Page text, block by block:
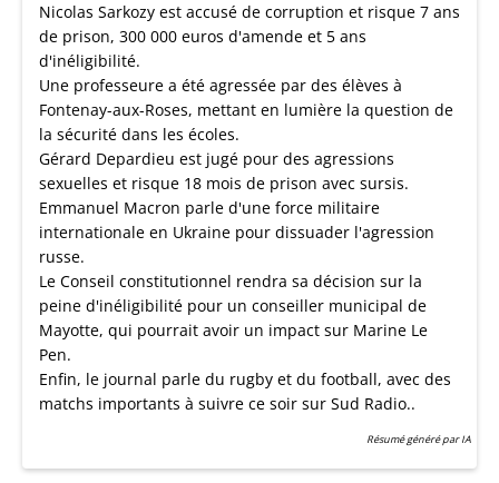
Nicolas Sarkozy est accusé de corruption et risque 7 ans
de prison, 300 000 euros d'amende et 5 ans
d'inéligibilité.
Une professeure a été agressée par des élèves à
Fontenay-aux-Roses, mettant en lumière la question de
la sécurité dans les écoles.
Gérard Depardieu est jugé pour des agressions
sexuelles et risque 18 mois de prison avec sursis.
Emmanuel Macron parle d'une force militaire
internationale en Ukraine pour dissuader l'agression
russe.
Le Conseil constitutionnel rendra sa décision sur la
peine d'inéligibilité pour un conseiller municipal de
Mayotte, qui pourrait avoir un impact sur Marine Le
Pen.
Enfin, le journal parle du rugby et du football, avec des
matchs importants à suivre ce soir sur Sud Radio..
Résumé généré par IA